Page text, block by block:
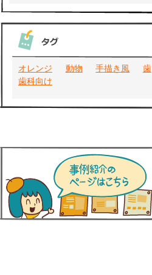
オレンジ 動物 手描き風 歯
歯科向け